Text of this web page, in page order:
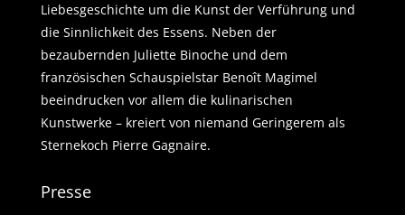
Liebesgeschichte um die Kunst der Verführung und
die Sinnlichkeit des Essens. Neben der
bezaubernden Juliette Binoche und dem
französischen Schauspielstar Benoît Magimel
beeindrucken vor allem die kulinarischen
Kunstwerke – kreiert von niemand Geringerem als
Sternekoch Pierre Gagnaire.
Presse